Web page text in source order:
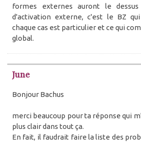
formes externes auront le
d'activation externe, c'est le BZ
chaque cas est particulier et ce qui
global.
June
Bonjour Bachus
merci beaucoup pour ta réponse qui
plus clair dans tout ça.
En fait, il faudrait faire la liste des